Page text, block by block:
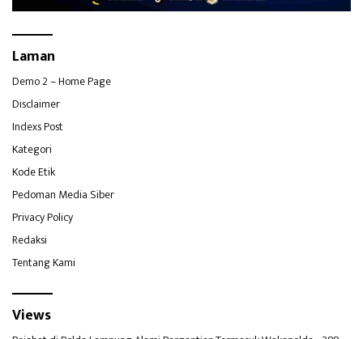
Laman
Demo 2 – Home Page
Disclaimer
Indexs Post
Kategori
Kode Etik
Pedoman Media Siber
Privacy Policy
Redaksi
Tentang Kami
Views